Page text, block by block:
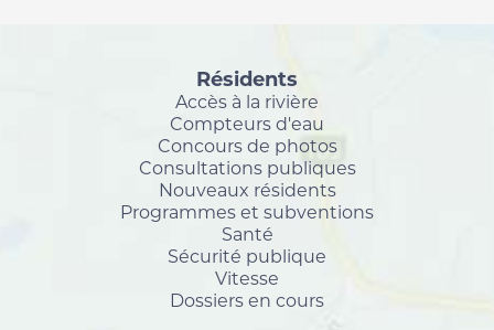
Résidents
Accès à la rivière
Compteurs d'eau
Concours de photos
Consultations publiques
Nouveaux résidents
Programmes et subventions
Santé
Sécurité publique
Vitesse
Dossiers en cours